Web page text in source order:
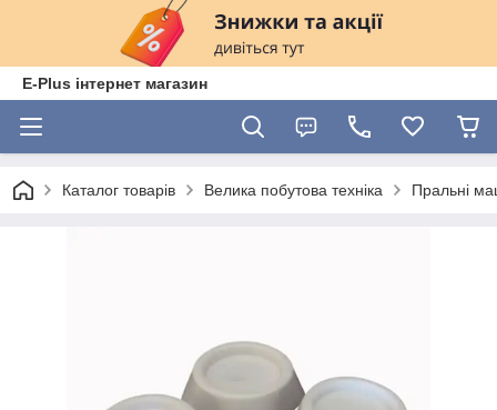
E-Plus інтернет магазин
Каталог товарів Велика побутова техніка Пральні